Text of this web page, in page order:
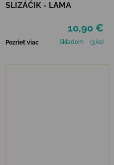
SLIZÁČIK - LAMA
10,90 €
Pozrieť viac Skladom (3 ks)